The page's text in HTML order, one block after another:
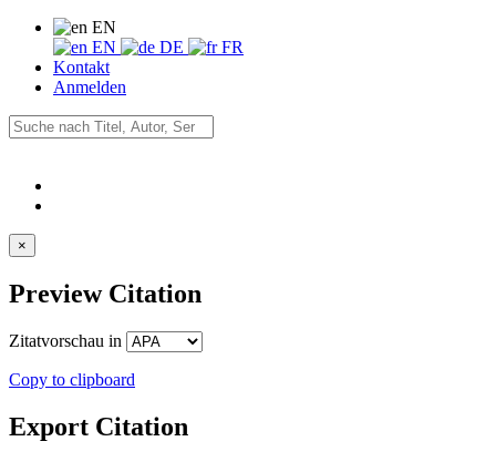
EN
EN
DE
FR
Kontakt
Anmelden
×
Preview Citation
Zitatvorschau in
Copy to clipboard
Export Citation